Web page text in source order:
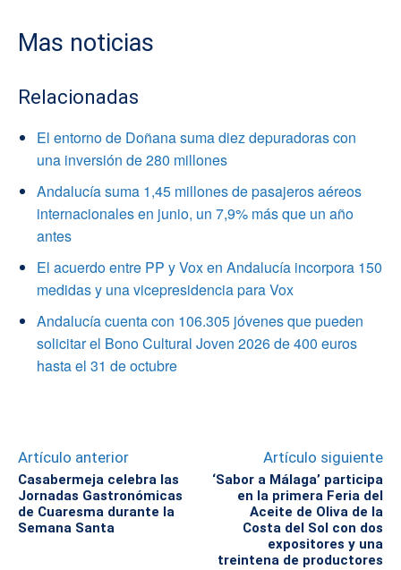
Mas noticias
Relacionadas
El entorno de Doñana suma diez depuradoras con
una inversión de 280 millones
Andalucía suma 1,45 millones de pasajeros aéreos
internacionales en junio, un 7,9% más que un año
antes
El acuerdo entre PP y Vox en Andalucía incorpora 150
medidas y una vicepresidencia para Vox
Andalucía cuenta con 106.305 jóvenes que pueden
solicitar el Bono Cultural Joven 2026 de 400 euros
hasta el 31 de octubre
Artículo anterior
Casabermeja celebra las
Jornadas Gastronómicas
de Cuaresma durante la
Semana Santa
Artículo siguiente
‘Sabor a Málaga’ participa
en la primera Feria del
Aceite de Oliva de la
Costa del Sol con dos
expositores y una
treintena de productores